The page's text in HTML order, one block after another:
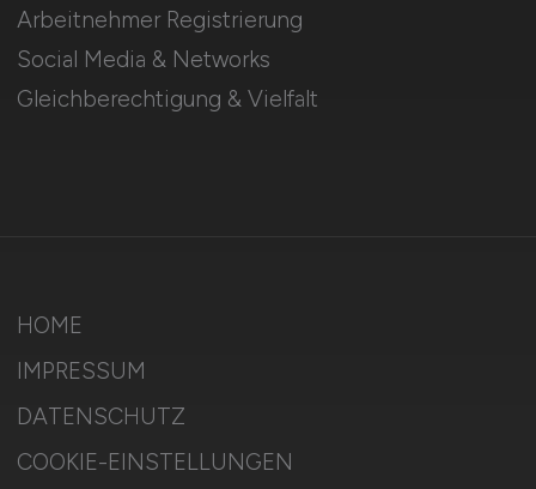
Arbeitnehmer Registrierung
Social Media & Networks
Gleichberechtigung & Vielfalt
HOME
IMPRESSUM
DATENSCHUTZ
COOKIE-EINSTELLUNGEN